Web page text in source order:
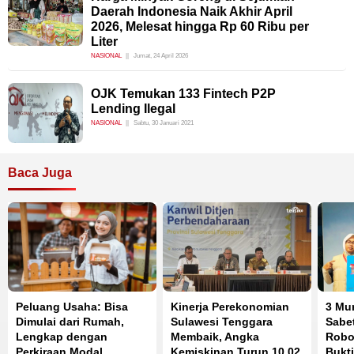
Daerah Indonesia Naik Akhir April
2026, Melesat hingga Rp 60 Ribu per
Liter
NASIONAL Jumat, 24 April 2026
OJK Temukan 133 Fintech P2P
Lending Ilegal
NASIONAL Sabtu, 30 Januari 2021
Baca Juga
Peluang Usaha: Bisa
Dimulai dari Rumah,
Lengkap dengan
Perkiraan Modal
Kinerja Perekonomian
Sulawesi Tenggara
Membaik, Angka
Kemiskinan Turun 10,02
3